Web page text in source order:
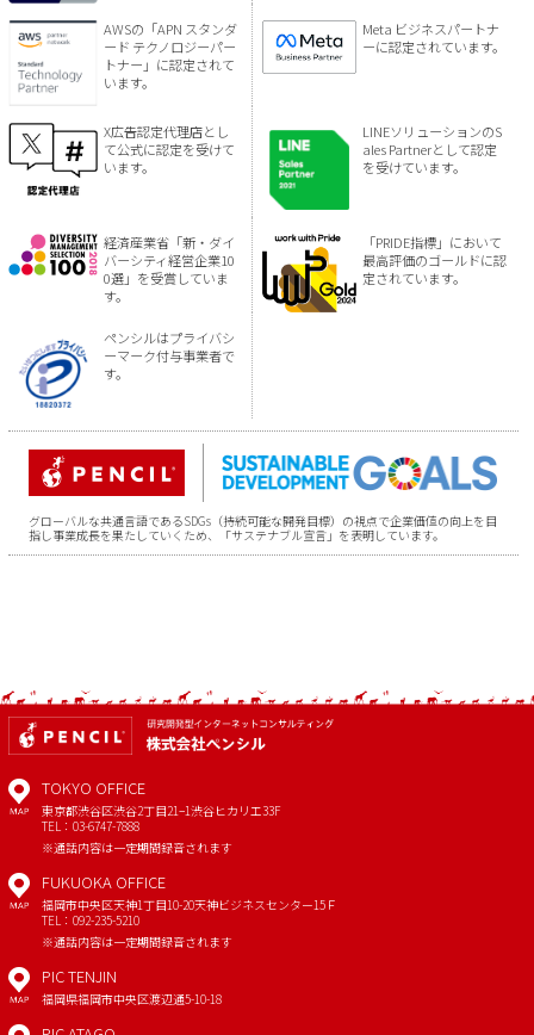
AWSの「APN スタンダ
ード テクノロジーパー
トナー」に認定されて
います。
Meta ビジネスパートナ
ーに認定されています。
X広告認定代理店とし
て公式に認定を受けて
います。
LINEソリューションのS
ales Partnerとして認定
を受けています。
経済産業省「新・ダイ
バーシティ経営企業10
0選」を受賞していま
す。
「PRIDE指標」において
最高評価のゴールドに認
定されています。
ペンシルはプライバシ
ーマーク付与事業者で
す。
グローバルな共通言語であるSDGs（持続可能な開発目標）の視点で企業価値の向上を目
指し事業成長を果たしていくため、「サステナブル宣言」を表明しています。
MAP
TOKYO OFFICE
東京都渋谷区渋谷2丁目21−1渋谷ヒカリエ33F
TEL：03-6747-7888
※通話内容は一定期間録音されます
MAP
FUKUOKA OFFICE
福岡市中央区天神1丁目10-20天神ビジネスセンター15Ｆ
TEL：092-235-5210
※通話内容は一定期間録音されます
MAP
PIC TENJIN
福岡県福岡市中央区渡辺通5-10-18